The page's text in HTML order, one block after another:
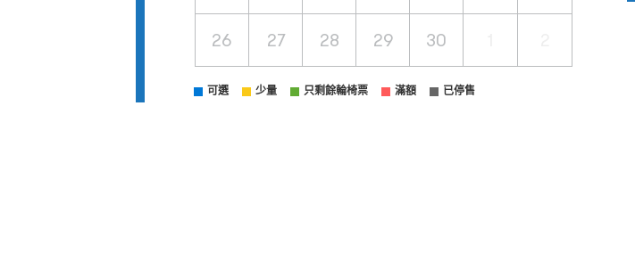
26 27 28 29 30
可選 少量 只剩餘輪椅票 滿額 已停售